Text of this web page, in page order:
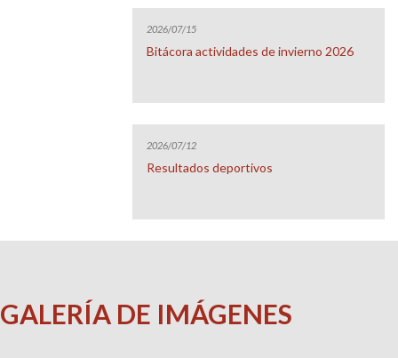
2026/07/15
Bitácora actividades de invierno 2026
2026/07/12
Resultados deportivos
GALERÍA DE IMÁGENES